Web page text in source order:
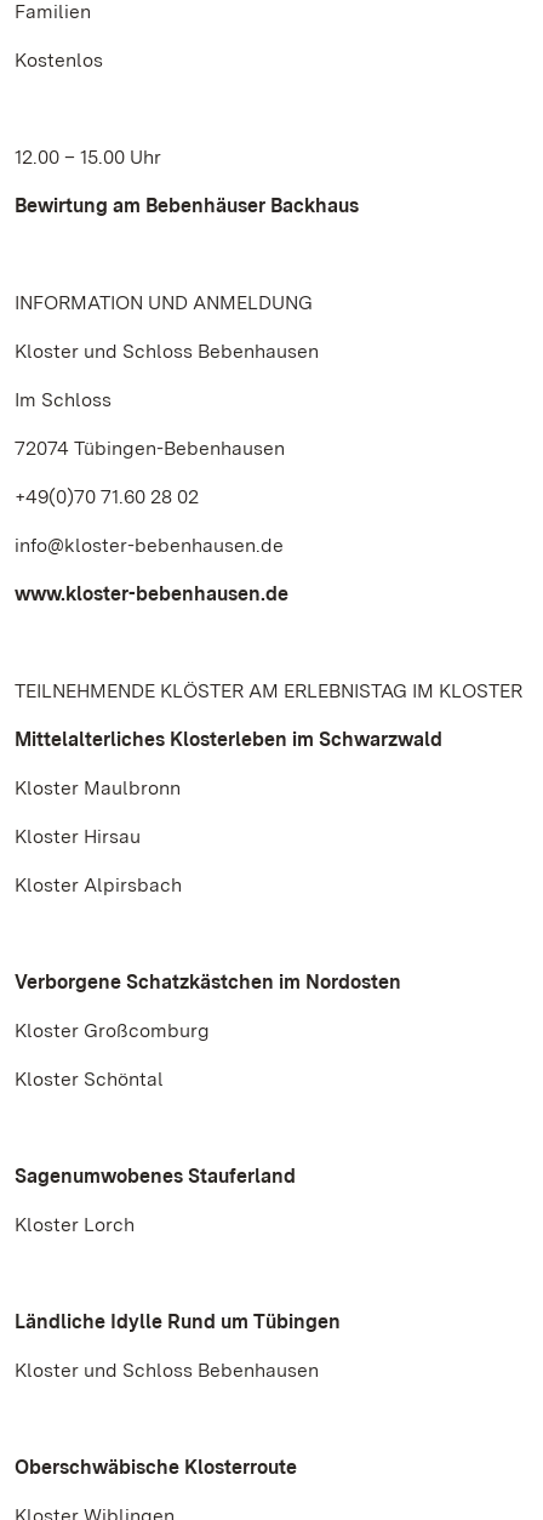
Familien
Kostenlos
12.00 – 15.00 Uhr
Bewirtung am Bebenhäuser Backhaus
INFORMATION UND ANMELDUNG
Kloster und Schloss Bebenhausen
Im Schloss
72074 Tübingen-Bebenhausen
+49(0)70 71.60 28 02
info@kloster-bebenhausen.de
www.kloster-bebenhausen.de
TEILNEHMENDE KLÖSTER AM ERLEBNISTAG IM KLOSTER
Mittelalterliches Klosterleben im Schwarzwald
Kloster Maulbronn
Kloster Hirsau
Kloster Alpirsbach
Verborgene Schatzkästchen im Nordosten
Kloster Großcomburg
Kloster Schöntal
Sagenumwobenes Stauferland
Kloster Lorch
Ländliche Idylle Rund um Tübingen
Kloster und Schloss Bebenhausen
Oberschwäbische Klosterroute